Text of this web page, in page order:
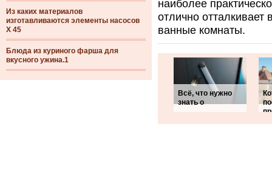
Из каких материалов
изготавливаются элементы насосов
Х 45
Блюда из куриного фарша для
вкусного ужина.1
наиболее
отлично отталкивает
ванные комнаты.
Всё, что нужно
знать о